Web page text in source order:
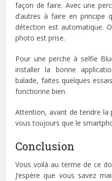
façon de faire. Avec une
d’autres à faire en principe
détection est automatique.
photo est prise.
Pour une perche à selfie
installer la bonne
balade, faites quelques
fonctionne bien.
Attention, avant de tendre la
vous toujours que le
Conclusion
Vous voilà au terme de ce
J’espère que vous savez